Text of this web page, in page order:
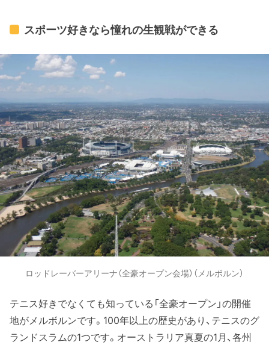
スポーツ好きなら憧れの生観戦ができる
ロッドレーバーアリーナ（全豪オープン会場）（メルボルン）
テニス好きでなくても知っている「全豪オープン」の開催
地がメルボルンです。100年以上の歴史があり、テニスのグ
ランドスラムの1つです。オーストラリア真夏の1月、各州